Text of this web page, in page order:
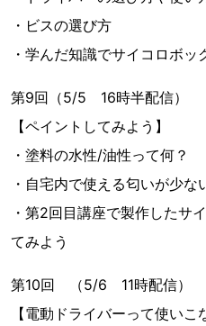
・ビスの選び方
・学んだ知識でサイコロボッ
第9回（5/5 16時半配信）
【ペイントしてみよう】
・塗料の水性/油性って何？
・自宅内で使える匂いが少な
・第2回目講座で製作したサ
てみよう
第10回 （5/6 11時配信）
【電動ドライバーって使いこ